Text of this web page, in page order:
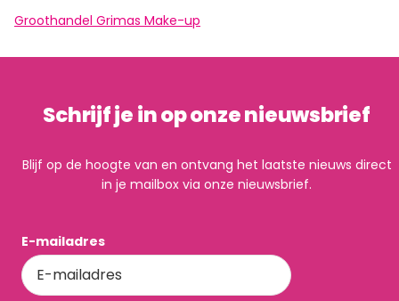
Groothandel Grimas Make-up
Schrijf je in op onze nieuwsbrief
Blijf op de hoogte van en ontvang het laatste nieuws direct
in je mailbox via onze nieuwsbrief.
E-mailadres